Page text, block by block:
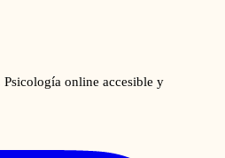
Psicología online accesible y